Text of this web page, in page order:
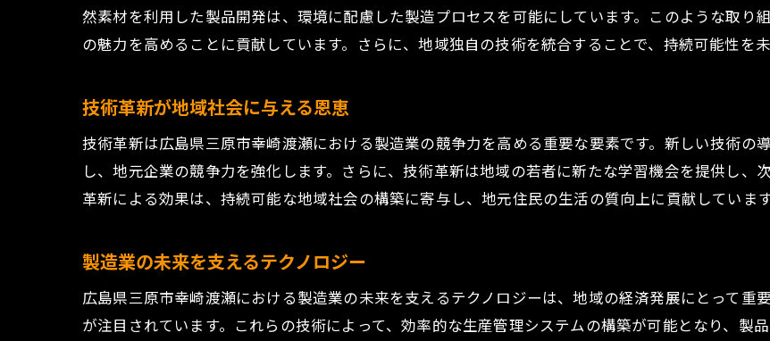
然素材を利用した製品開発は、環境に配慮した製造プロセスを可能にしています。このような取り
の魅力を高めることに貢献しています。さらに、地域独自の技術を統合することで、持続可能性を
技術革新が地域社会に与える恩恵
技術革新は広島県三原市幸崎渡瀬における製造業の競争力を高める重要な要素です。新しい技術の
し、地元企業の競争力を強化します。さらに、技術革新は地域の若者に新たな学習機会を提供し、
革新による効果は、持続可能な地域社会の構築に寄与し、地元住民の生活の質向上に貢献しています
製造業の未来を支えるテクノロジー
広島県三原市幸崎渡瀬における製造業の未来を支えるテクノロジーは、地域の経済発展にとって重
が注目されています。これらの技術によって、効率的な生産管理システムの構築が可能となり、製